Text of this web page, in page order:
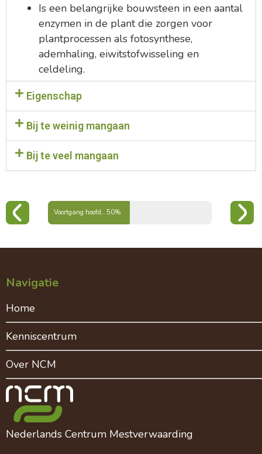
Is een belangrijke bouwsteen in een aantal
enzymen in de plant die zorgen voor
plantprocessen als fotosynthese,
ademhaling, eiwitstofwisseling en
celdeling.
Eigenschap
Bij te weinig mangaan
Bij te veel mangaan
Voortgang hoofdstuk spoorelementen 50%
Navigatie
Home
Kenniscentrum
Over NCM
Nederlands Centrum Mestverwaarding